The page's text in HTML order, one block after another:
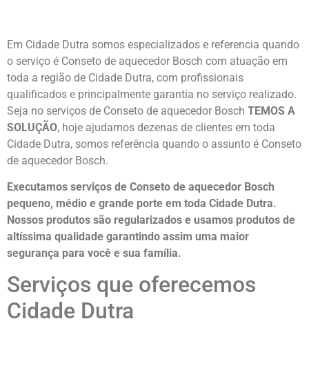
Em Cidade Dutra somos especializados e referencia quando
o serviço é Conseto de aquecedor Bosch com atuação em
toda a região de Cidade Dutra, com profissionais
qualificados e principalmente garantia no serviço realizado.
Seja no serviços de Conseto de aquecedor Bosch TEMOS A
SOLUÇÃO, hoje ajudamos dezenas de clientes em toda
Cidade Dutra, somos referência quando o assunto é Conseto
de aquecedor Bosch.
Executamos serviços de Conseto de aquecedor Bosch
pequeno, médio e grande porte em toda Cidade Dutra.
Nossos produtos são regularizados e usamos produtos de
altíssima qualidade garantindo assim uma maior
segurança para você e sua família.
Serviços que oferecemos
Cidade Dutra